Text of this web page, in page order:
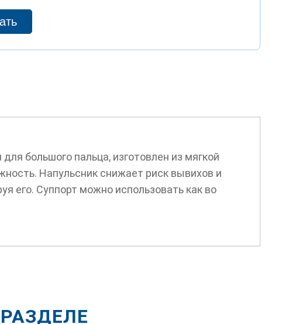
большого пальца, изготовлен из мягкой
Напульсник снижает риск вывихов и
его. Суппорт можно использовать как во